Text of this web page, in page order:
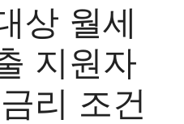
상 월세
지원자
리 조건